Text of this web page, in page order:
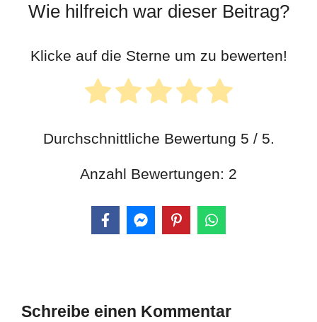
Wie hilfreich war dieser Beitrag?
Klicke auf die Sterne um zu bewerten!
Durchschnittliche Bewertung 5 / 5.
Anzahl Bewertungen: 2
Schreibe einen Kommentar